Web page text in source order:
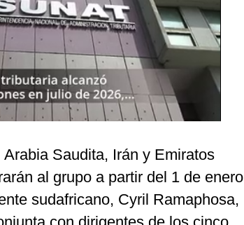
Saudita, Irán y Emiratos
al grupo a partir del 1 de enero
sudafricano, Cyril Ramaphosa,